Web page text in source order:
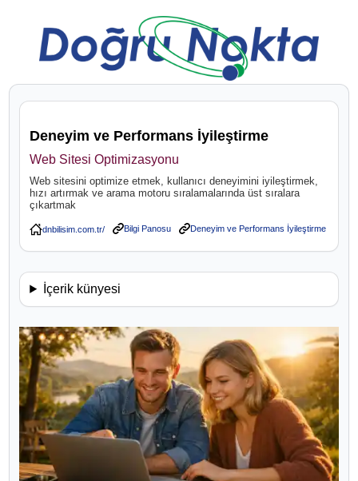
Deneyim ve Performans İyileştirme
Web Sitesi Optimizasyonu
Web sitesini optimize etmek, kullanıcı deneyimini iyileştirmek,
hızı artırmak ve arama motoru sıralamalarında üst sıralara
çıkartmak
Bilgi Panosu Deneyim ve Performans İyileştirme
İçerik künyesi